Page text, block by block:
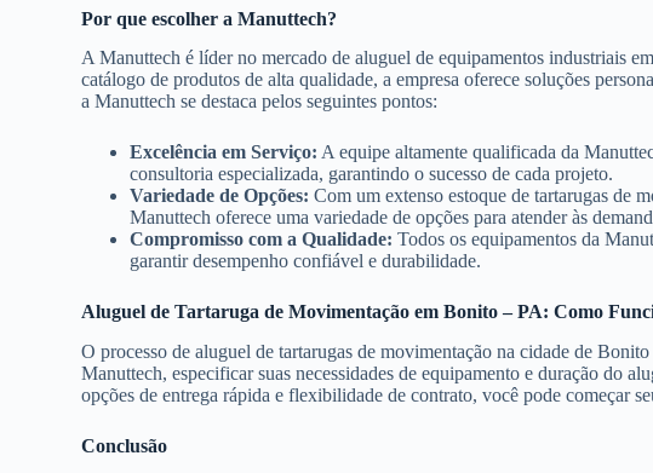
Por que escolher a Manuttech?
A Manuttech é líder no mercado de aluguel de equipamentos industriais
catálogo de produtos de alta qualidade, a empresa oferece soluções
a Manuttech se destaca pelos seguintes pontos:
Excelência em Serviço: A equipe altamente qualificada da
consultoria especializada, garantindo o sucesso de cada projeto.
Variedade de Opções: Com um extenso estoque de tartarugas de
Manuttech oferece uma variedade de opções para atender às
Compromisso com a Qualidade: Todos os equipamentos da
garantir desempenho confiável e durabilidade.
Aluguel de Tartaruga de Movimentação em Bonito – PA: Como
O processo de aluguel de tartarugas de movimentação na cidade de
Manuttech, especificar suas necessidades de equipamento e duração do
opções de entrega rápida e flexibilidade de contrato, você pode começar
Conclusão